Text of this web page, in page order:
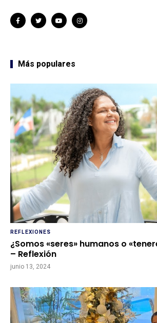
Más populares
REFLEXIONES
¿Somos «seres» humanos o
– Reflexión
junio 13, 2024